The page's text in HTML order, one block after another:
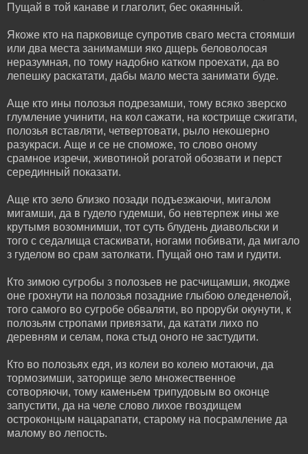
Пущай в той канаве и глаголит, бес окаянный.
Якоже кто на парковище супротив сваго места стоямши
или два места занимамши яко дщерь беловолосая
неразумная, по тому надобно катком проехати, да во
лепешку раскатати, дабы мало места занимати буде.
Аще кто ины полозья подрезамши, тому всяко зверско
глумление учинити, на кол сажати, на кострище сжигати,
полозья вставляти, четвертовати, рыло некошерно
разукраси. Аще и се не споможе, то слово оному
срамное изречи, животиной рогатой обозвати и перст
серединный показати.
Аще кто зело близко позади подъезжаючи, мигалом
мигамши, да в гудело гудемши, бо невтерпеж ины же
крутымя возомнимши, тот суть блудень диавольски и
того с седалища стаскивати, ногами побивати, да мигало
з гуделом во срам затолкати. Пущай оно там и гудити.
Кто зимою сугробы з полозьев не расчищамши, якодже
оне грохнути на полозья позадние глыбою оледенелой,
того самого во сугробе обваляти, во проруби окунути, к
полозьям стропами привязати, да катати лихо по
деревням и селам, пока стыд оного не застудити.
Кто во полозьях едя, из колеи во колею мотаючи, да
тормозимши, заторище зело множественное
сотворяючи, тому каменьем трипудовым во оконце
запустити, да на челе слово лихое гвоздищем
остроконцым нацарапати, старому на посрамление да
малому во лепость.